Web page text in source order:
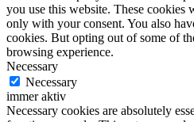
you use this website. These
only with your consent. You also
cookies. But opting out of some of
browsing experience.
Necessary
Necessary
immer aktiv
Necessary cookies are absolutely